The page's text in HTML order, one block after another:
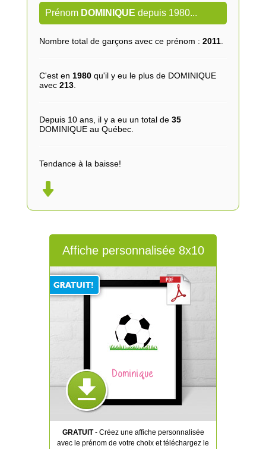
Prénom DOMINIQUE depuis 1980...
Nombre total de garçons avec ce prénom : 2011.
C'est en 1980qu'il y eu le plus de DOMINIQUE
avec 213.
Depuis 10 ans, il y a eu un total de 35
DOMINIQUE au Québec.
Tendance à la baisse!
Affiche personnalisée 8x10
Dominique
GRATUIT- Créez une affiche personnalisée
avec le prénom de votre choix et téléchargez le